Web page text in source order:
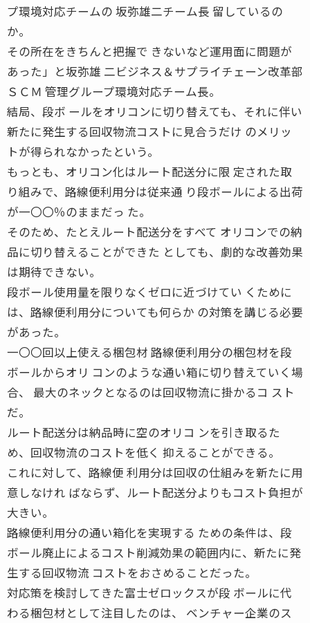
プ環境対応チームの 坂弥雄二チーム長 留しているの
か。
その所在をきちんと把握で きないなど運用面に問題が
あった」と坂弥雄 二ビジネス＆サプライチェーン改革部
ＳＣＭ 管理グループ環境対応チーム長。
結局、段ボ ールをオリコンに切り替えても、それに伴い
新たに発生する回収物流コストに見合うだけ のメリッ
トが得られなかったという。
もっとも、オリコン化はルート配送分に限 定された取
り組みで、路線便利用分は従来通 り段ボールによる出荷
が一〇〇％のままだっ た。
そのため、たとえルート配送分をすべて オリコンでの納
品に切り替えることができた としても、劇的な改善効果
は期待できない。
段ボール使用量を限りなくゼロに近づけてい くために
は、路線便利用分についても何らか の対策を講じる必要
があった。
一〇〇回以上使える梱包材 路線便利用分の梱包材を段
ボールからオリ コンのような通い箱に切り替えていく場
合、 最大のネックとなるのは回収物流に掛かるコ スト
だ。
ルート配送分は納品時に空のオリコ ンを引き取るた
め、回収物流のコストを低く 抑えることができる。
これに対して、路線便 利用分は回収の仕組みを新たに用
意しなけれ ばならず、ルート配送分よりもコスト負担が
大きい。
路線便利用分の通い箱化を実現する ための条件は、段
ボール廃止によるコスト削減効果の範囲内に、新たに発
生する回収物流 コストをおさめることだった。
対応策を検討してきた富士ゼロックスが段 ボールに代
わる梱包材として注目したのは、 ベンチャー企業のス